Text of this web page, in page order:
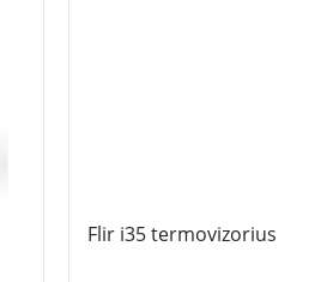
Flir i35 termovizorius